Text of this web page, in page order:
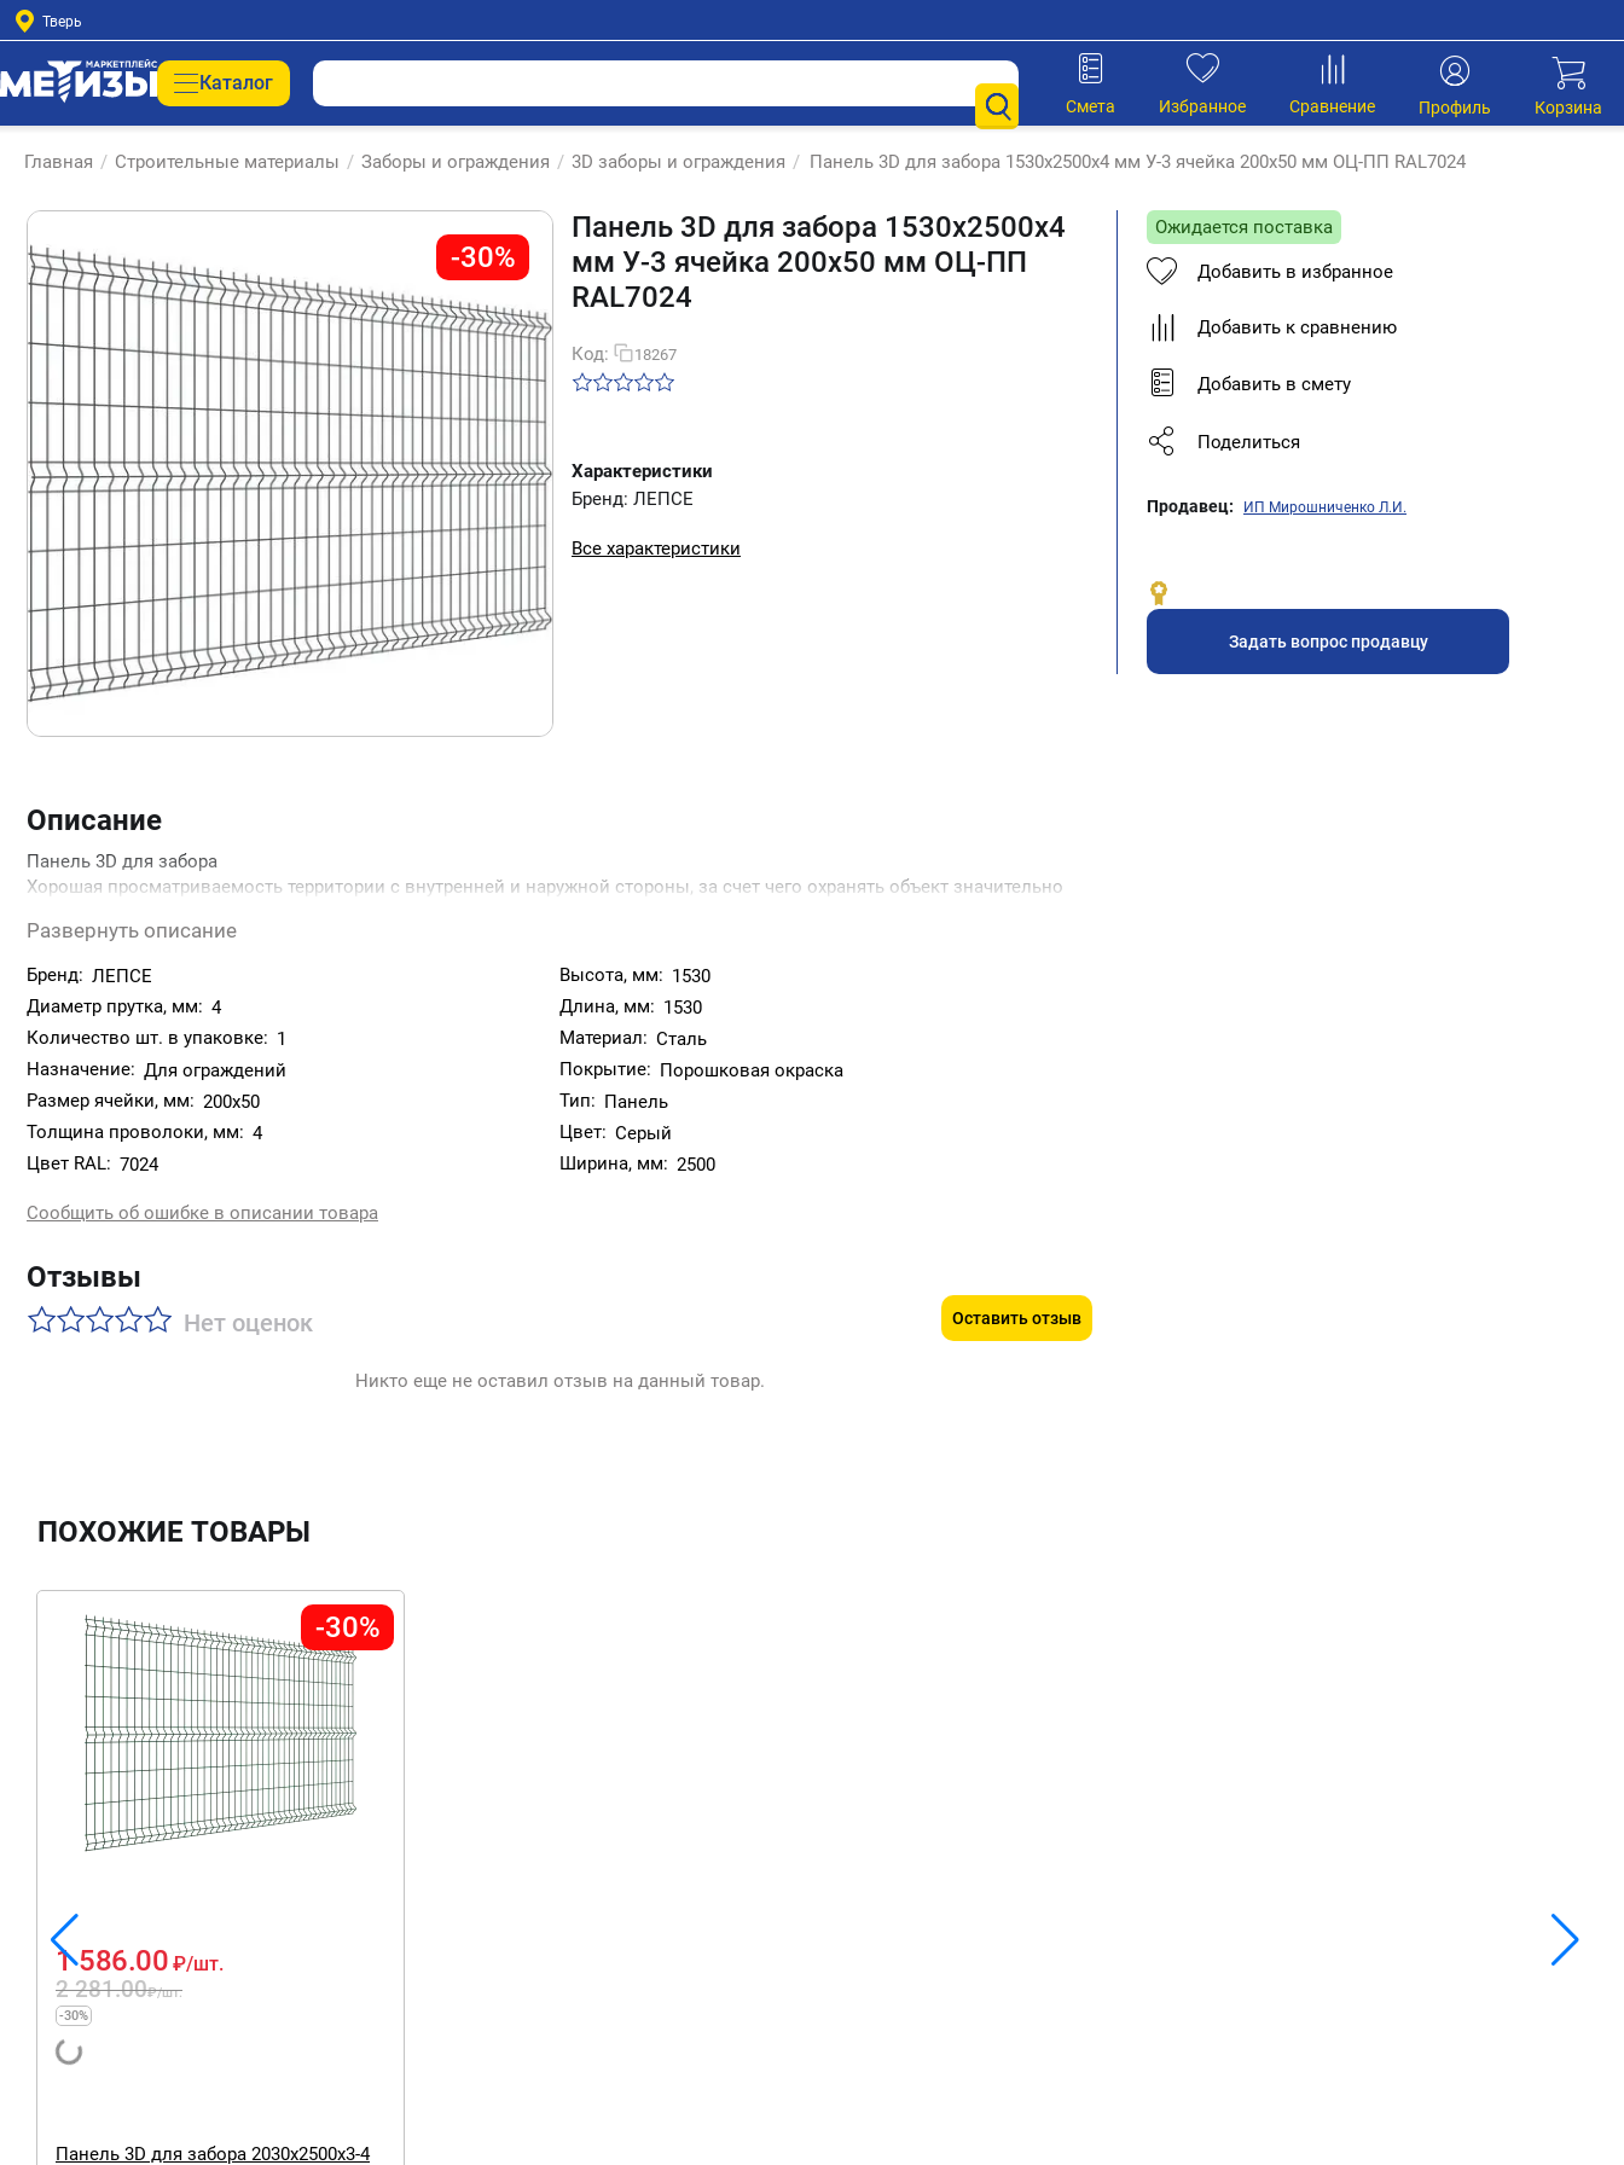
Тверь
Каталог
Корзина
Профиль
Сравнение
Избранное
Смета
Главная / Строительные материалы / Заборы и ограждения / 3D заборы и ограждения / Панель 3D для забора 1530х2500х4 мм У-3 ячейка 200х50 мм ОЦ-ПП RAL7024
-30%
Панель 3D для забора 1530х2500х4
мм У-3 ячейка 200х50 мм ОЦ-ПП
RAL7024
Код: 18267
Характеристики
Бренд: ЛЕПСЕ
Все характеристики
Описание
Панель 3D для забора
Хорошая просматриваемость территории с внутренней и наружной стороны, за счет чего охранять объект значительно
ландшафта.
Развернуть описание
Бренд: ЛЕПСЕ Высота, мм: 1530
Диаметр прутка, мм: 4 Длина, мм: 1530
Количество шт. в упаковке: 1 Материал: Сталь
Назначение: Для ограждений Покрытие: Порошковая окраска
Размер ячейки, мм: 200х50 Тип: Панель
Толщина проволоки, мм: 4 Цвет: Серый
Цвет RAL: 7024 Ширина, мм: 2500
Сообщить об ошибке в описании товара
Отзывы
Нет оценок Оставить отзыв
Никто еще не оставил отзыв на данный товар.
Ожидается поставка
Добавить в избранное
Добавить к сравнению
Добавить в смету
Поделиться
Продавец: ИП Мирошниченко Л.И.
Задать вопрос продавцу
ПОХОЖИЕ ТОВАРЫ
-30%
2 281.00₽/шт.
1 586.00 ₽/шт.
-30%
Панель 3D для забора 2030х2500х3-4